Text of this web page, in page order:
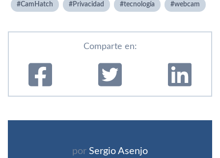
CamHatch Privacidad tecnologí­a webcam
Comparte en:
por Sergio Asenjo